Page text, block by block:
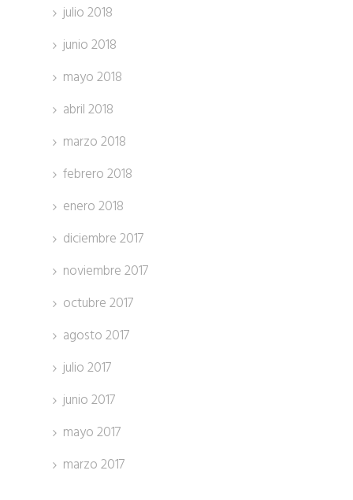
julio 2018
junio 2018
mayo 2018
abril 2018
marzo 2018
febrero 2018
enero 2018
diciembre 2017
noviembre 2017
octubre 2017
agosto 2017
julio 2017
junio 2017
mayo 2017
marzo 2017